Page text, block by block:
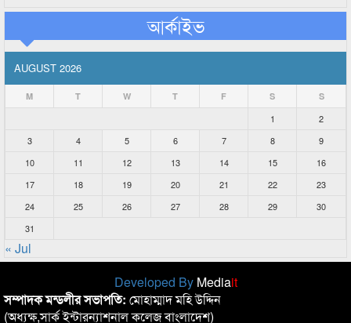
আর্কাইভ
AUGUST 2026
M T W T F S S
1
2
3
4 5 6 7 8
9
10
11 12 13 14 15
16
17
18 19 20 21 22
23
24
25 26 27 28 29
30
31
« Jul
Developed By Mediait
সম্পাদক মন্ডলীর সভাপতি: মোহাম্মাদ মহি উদ্দিন
(অধ্যক্ষ,সার্ক ইন্টারন্যাশনাল কলেজ বাংলাদেশ)